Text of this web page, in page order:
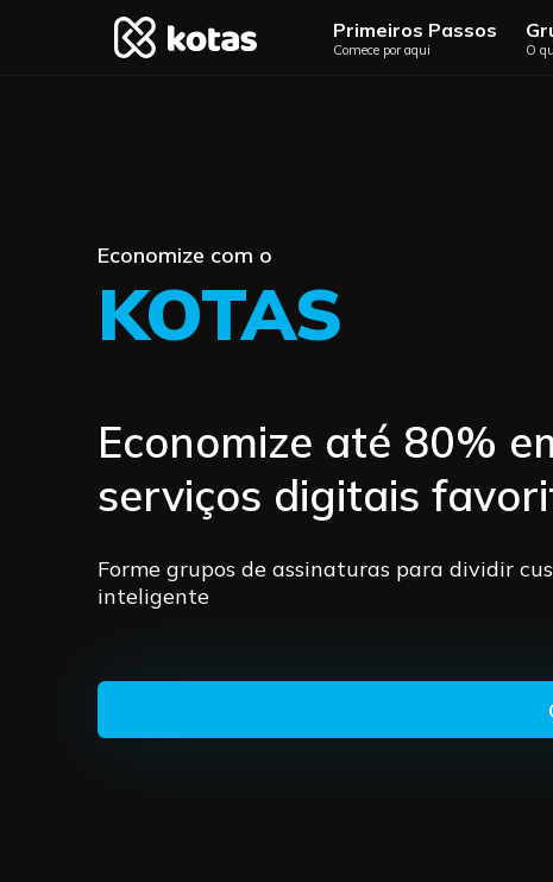
Primeiros Passos
Comece por aqui O
Economize com o
KOTAS
Economize até 80%
serviços digitais
Forme grupos de assinaturas para dividir
inteligente